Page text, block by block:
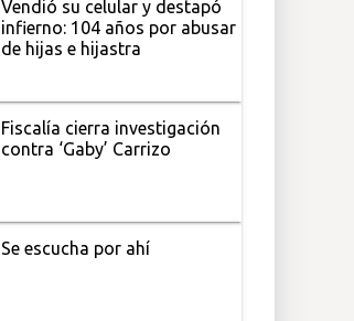
Vendió su celular y destapó
infierno: 104 años por abusar
de hijas e hijastra
Fiscalía cierra investigación
contra ‘Gaby’ Carrizo
Se escucha por ahí